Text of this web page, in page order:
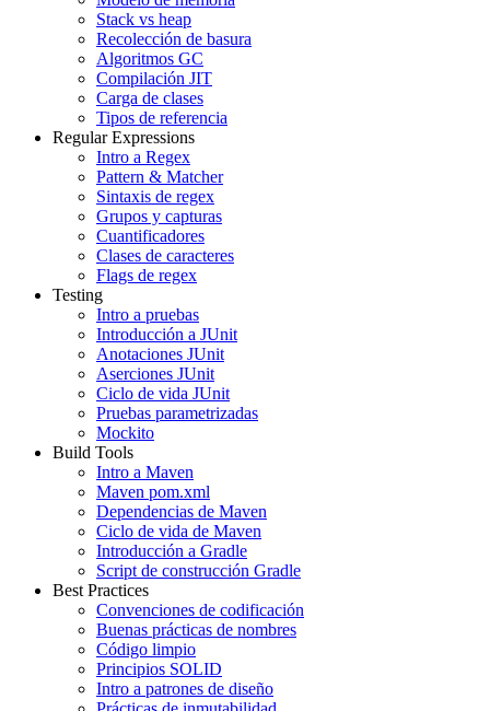
Stack vs heap
Recolección de basura
Algoritmos GC
Compilación JIT
Carga de clases
Tipos de referencia
Regular Expressions
Intro a Regex
Pattern & Matcher
Sintaxis de regex
Grupos y capturas
Cuantificadores
Clases de caracteres
Flags de regex
Testing
Intro a pruebas
Introducción a JUnit
Anotaciones JUnit
Aserciones JUnit
Ciclo de vida JUnit
Pruebas parametrizadas
Mockito
Build Tools
Intro a Maven
Maven pom.xml
Dependencias de Maven
Ciclo de vida de Maven
Introducción a Gradle
Script de construcción Gradle
Best Practices
Convenciones de codificación
Buenas prácticas de nombres
Código limpio
Principios SOLID
Intro a patrones de diseño